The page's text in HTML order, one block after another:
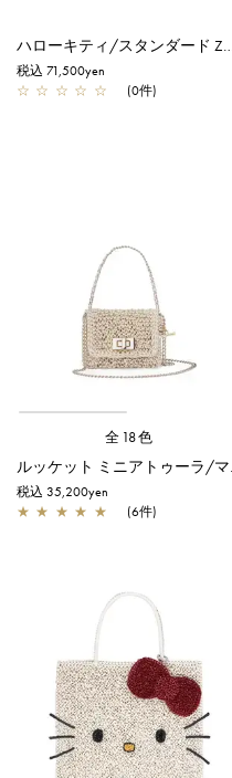
税込 71,500yen
☆ ☆ ☆ ☆ ☆ (0件)
全18色
ルッ
税込 35,200yen
★ ★ ★ ★ ★ (6件)